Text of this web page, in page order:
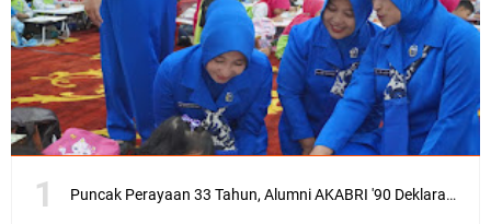
Puncak Perayaan 33 Tahun, Alumni AKABRI '90 Deklarasikan Pemilu Damai Serentak Tahun 2024